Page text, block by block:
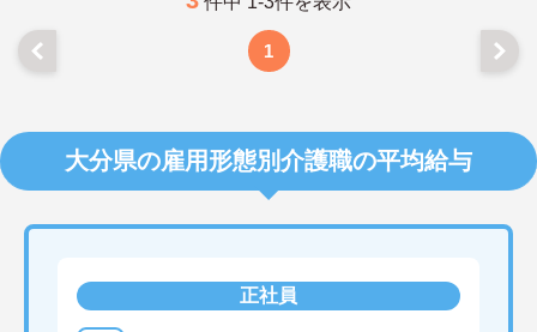
1
大分県の雇用形態別介護職の平均給与
正社員